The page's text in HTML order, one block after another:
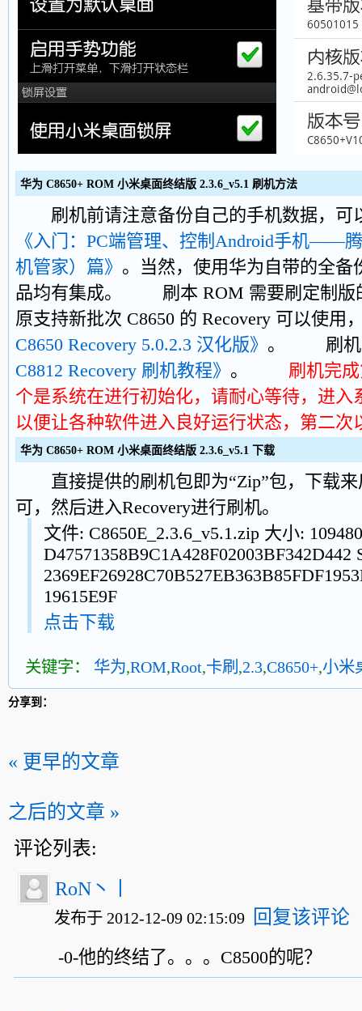
华为 C8650+ ROM 小米桌面终结版 2.3.6_v5.1 刷机方法
刷机前请注意备份自己的手机数据，可
《入门：PC端管理、控制Android手机——
机管家）篇》 。当然，使用华为自带的全备
品均有集成。 刷本 ROM 需要刷定制版
原支持新批次 C8650 的 Recovery 可以使用
C8650 Recovery 5.0.2.3 汉化版》 。 刷机
C8812 Recovery 刷机教程》 。 刷机完
个是系统在进行初始化，请耐心等待，进入
以便让各种软件进入良好运行状态，第二次
华为 C8650+ ROM 小米桌面终结版 2.3.6_v5.1 下载
直接提供的刷机包即为“Zip”包，下载来
可，然后进入Recovery进行刷机。
文件: C8650E_2.3.6_v5.1.zip 大小:
D47571358B9C1A428F02003BF342D442
19615E9F
点击下载
关键字： 华为,ROM,Root,卡刷 ,2.3,C8650+,小米
分享到：
« 更早的文章
之后的文章 »
评论列表:
RoN丶丨
发布于 2012-12-09 02:15:09 回复该评论
-0-他的终结了。。。C8500的呢？